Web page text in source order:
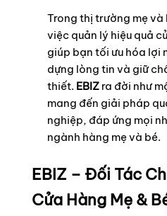
hàng
100%
lượng
Trong thị trường mẹ
việc quản lý hiệu quả
giúp bạn tối ưu hóa lợi
dựng lòng tin và giữ
thiết. EBIZra đời như
mang đến giải pháp
nghiệp, đáp ứng mọi
ngành hàng mẹ và bé.
EBIZ – Đối Tác
Cửa Hàng Mẹ &